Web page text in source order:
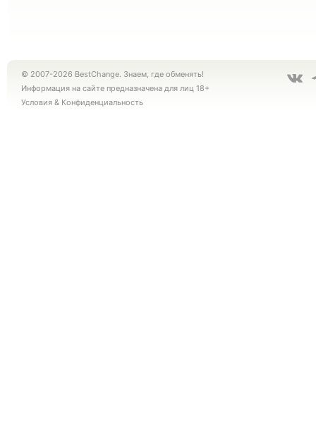
© 2007-2026 BestChange. Знаем, где обменять!
Информация на сайте предназначена для лиц 18+
Условия & Конфиденциальность